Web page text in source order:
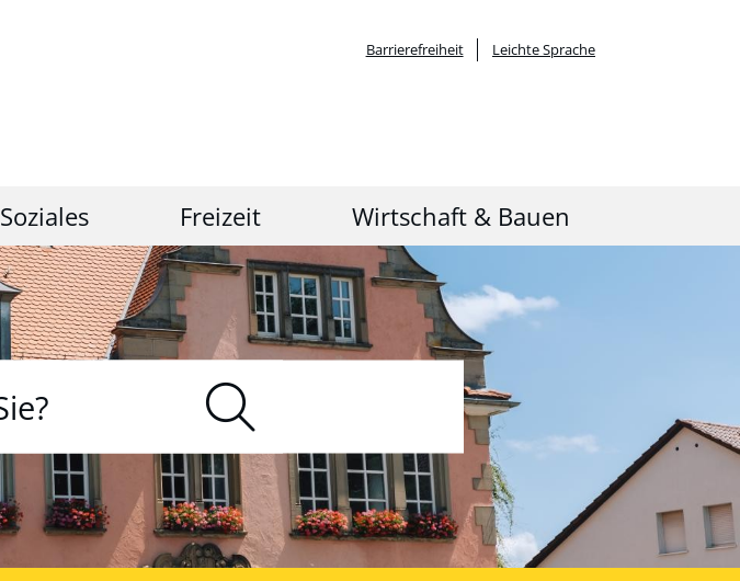
Barrierefreiheit Leichte Sprache
Soziales Freizeit Wirtschaft & Bauen